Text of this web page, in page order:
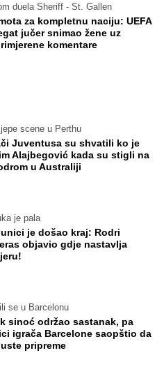
duela Sheriff - St. Gallen
za kompletnu naciju: UEFA
jučer snimao žene uz
komentare
scene u Perthu
Juventusa su shvatili ko je
Alajbegović kada su stigli na
u Australiji
je pala
je došao kraj: Rodri
objavio gdje nastavlja
se u Barcelonu
sinoć održao sastanak, pa
igrača Barcelone saopštio da
pripreme